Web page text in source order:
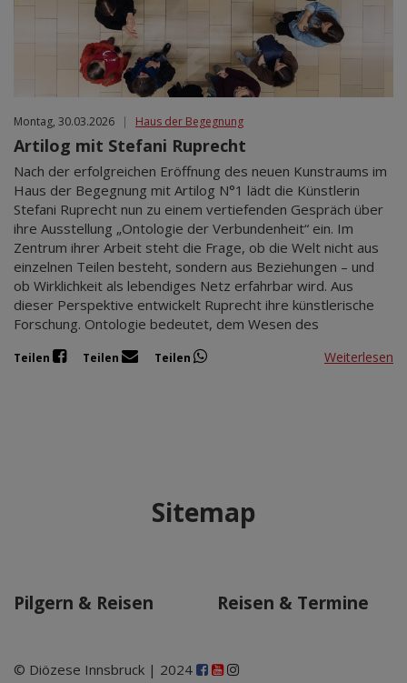
Montag, 30.03.2026 | Haus der Begegnung
Artilog mit Stefani Ruprecht
Nach der erfolgreichen Eröffnung des neuen Kunstraums im
Haus der Begegnung mit Artilog N°1 lädt die Künstlerin
Stefani Ruprecht nun zu einem vertiefenden Gespräch über
ihre Ausstellung „Ontologie der Verbundenheit“ ein. Im
Zentrum ihrer Arbeit steht die Frage, ob die Welt nicht aus
einzelnen Teilen besteht, sondern aus Beziehungen – und
ob Wirklichkeit als lebendiges Netz erfahrbar wird. Aus
dieser Perspektive entwickelt Ruprecht ihre künstlerische
Forschung. Ontologie bedeutet, dem Wesen des
Teilen Teilen Teilen Weiterlesen
Sitemap
Pilgern & Reisen Reisen & Termine
© Diözese Innsbruck | 2024